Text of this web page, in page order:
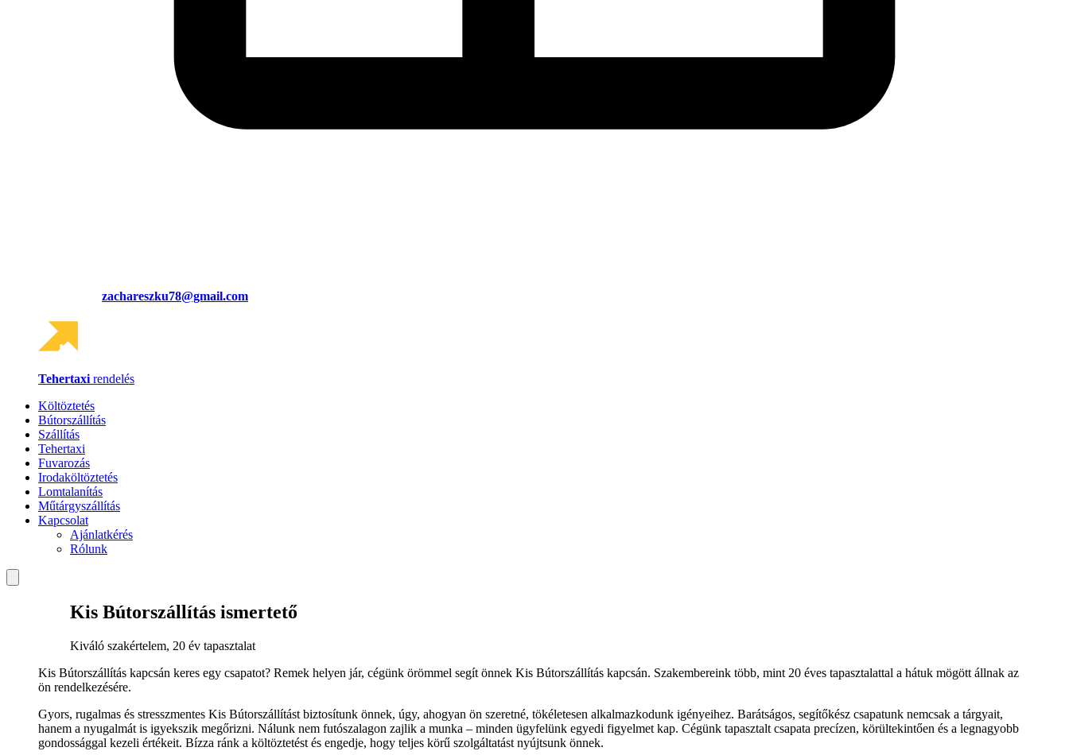
zachareszku78@gmail.com
Tehertaxi rendelés
Költöztetés
Bútorszállítás
Szállítás
Tehertaxi
Fuvarozás
Irodaköltöztetés
Lomtalanítás
Műtárgyszállítás
Kapcsolat
Ajánlatkérés
Rólunk
Kis Bútorszállítás ismertető
Kiváló szakértelem, 20 év tapasztalat
Kis Bútorszállítás kapcsán keres egy csapatot? Remek helyen jár, cégünk örömmel segít önnek Kis Bútorszállítás kapcsán. Szakembereink több, mint 20 éves tapasztalattal a hátuk mögött állnak az
ön rendelkezésére.
Gyors, rugalmas és stresszmentes Kis Bútorszállítást biztosítunk önnek, úgy, ahogyan ön szeretné, tökéletesen alkalmazkodunk igényeihez. Barátságos, segítőkész csapatunk nemcsak a tárgyait,
hanem a nyugalmát is igyekszik megőrizni. Nálunk nem futószalagon zajlik a munka – minden ügyfelünk egyedi figyelmet kap. Cégünk tapasztalt csapata precízen, körültekintően és a legnagyobb
gondossággal kezeli értékeit. Bízza ránk a költöztetést és engedje, hogy teljes körű szolgáltatást nyújtsunk önnek.